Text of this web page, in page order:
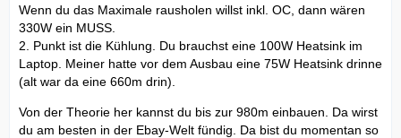
Wenn du das Maximale rausholen willst inkl. OC, dann wären
330W ein MUSS.
2. Punkt ist die Kühlung. Du brauchst eine 100W Heatsink im
Laptop. Meiner hatte vor dem Ausbau eine 75W Heatsink drinne
(alt war da eine 660m drin).
Von der Theorie her kannst du bis zur 980m einbauen. Da wirst
du am besten in der Ebay-Welt fündig. Da bist du momentan so